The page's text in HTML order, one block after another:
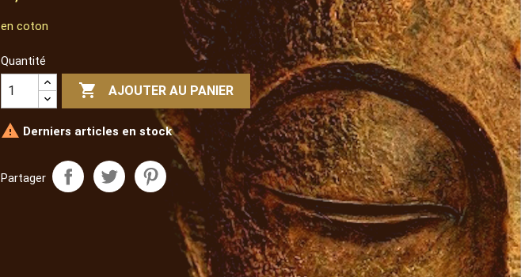
en coton
Quantité
 AJOUTER AU PANIER
 Derniers articles en stock
Partager